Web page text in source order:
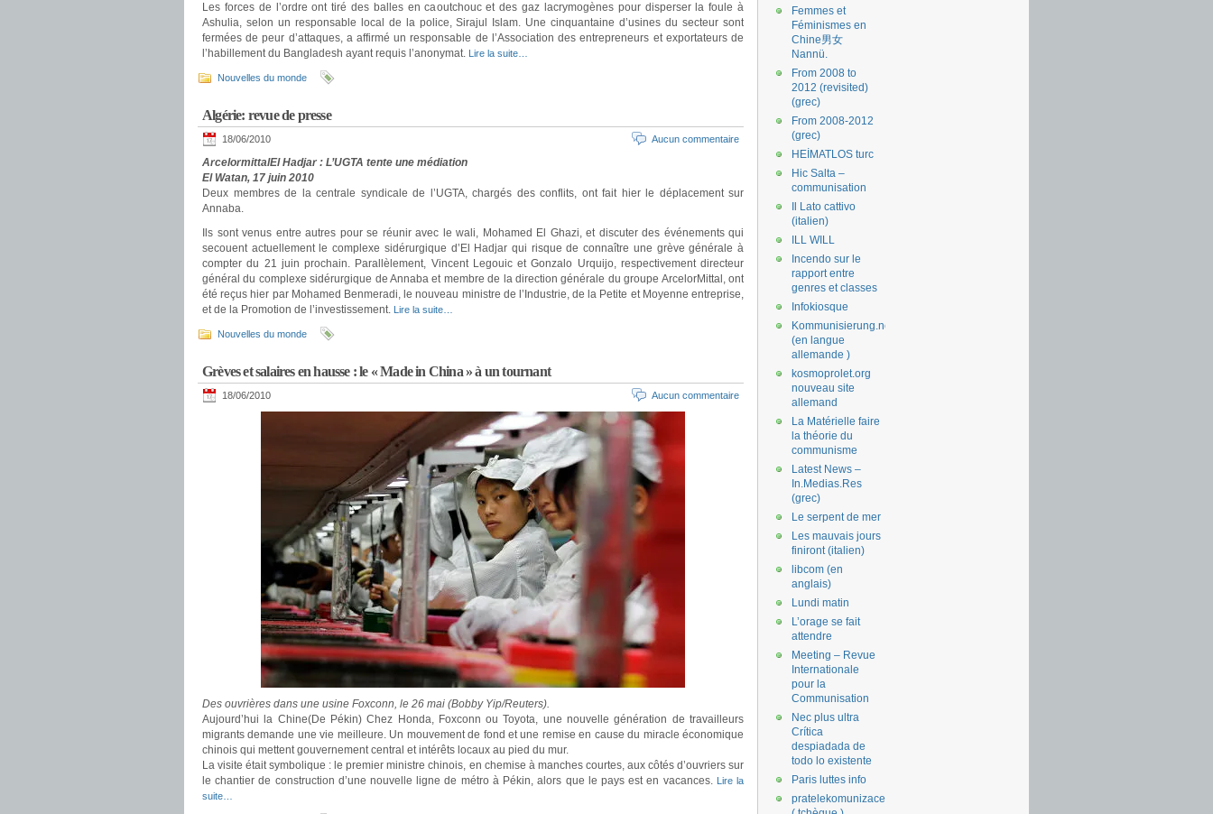
Les forces de l’ordre ont tiré des balles en caoutchouc et des gaz lacrymogènes pour disperser la foule à
Ashulia, selon un responsable local de la police, Sirajul Islam. Une cinquantaine d’usines du secteur sont
fermées de peur d’attaques, a affirmé un responsable de l’Association des entrepreneurs et exportateurs de
l’habillement du Bangladesh ayant requis l’anonymat. Lire la suite…
Nouvelles du monde
Algérie: revue de presse
18/06/2010 Aucun commentaire
ArcelormittalEl Hadjar : L’UGTA tente une médiation
El Watan, 17 juin 2010
Deux membres de la centrale syndicale de l’UGTA, chargés des conflits, ont fait hier le déplacement sur
Annaba.
Ils sont venus entre autres pour se réunir avec le wali, Mohamed El Ghazi, et discuter des événements qui
secouent actuellement le complexe sidérurgique d’El Hadjar qui risque de connaître une grève générale à
compter du 21 juin prochain. Parallèlement, Vincent Legouic et Gonzalo Urquijo, respectivement directeur
général du complexe sidérurgique de Annaba et membre de la direction générale du groupe ArcelorMittal, ont
été reçus hier par Mohamed Benmeradi, le nouveau ministre de l’Industrie, de la Petite et Moyenne entreprise,
et de la Promotion de l’investissement. Lire la suite…
Nouvelles du monde
Grèves et salaires en hausse : le « Made in China » à un tournant
18/06/2010 Aucun commentaire
Des ouvrières dans une usine Foxconn, le 26 mai (Bobby Yip/Reuters).
Aujourd’hui la Chine(De Pékin) Chez Honda, Foxconn ou Toyota, une nouvelle génération de travailleurs
migrants demande une vie meilleure. Un mouvement de fond et une remise en cause du miracle économique
chinois qui mettent gouvernement central et intérêts locaux au pied du mur.
La visite était symbolique : le premier ministre chinois, en chemise à manches courtes, aux côtés d’ouvriers sur
le chantier de construction d’une nouvelle ligne de métro à Pékin, alors que le pays est en vacances. Lire la
suite…
Femmes et
Féminismes en
Chine男女
Nannü.
From 2008 to
2012 (revisited)
(grec)
From 2008-2012
(grec)
HEİMATLOS turc
Hic Salta –
communisation
Il Lato cattivo
(italien)
ILL WILL
Incendo sur le
rapport entre
genres et classes
Infokiosque
Kommunisierung.net
(en langue
allemande )
kosmoprolet.org
nouveau site
allemand
La Matérielle faire
la théorie du
communisme
Latest News –
In.Medias.Res
(grec)
Le serpent de mer
Les mauvais jours
finiront (italien)
libcom (en
anglais)
Lundi matin
L’orage se fait
attendre
Meeting – Revue
Internationale
pour la
Communisation
Nec plus ultra
Crítica
despiadada de
todo lo existente
Paris luttes info
pratelekomunizace